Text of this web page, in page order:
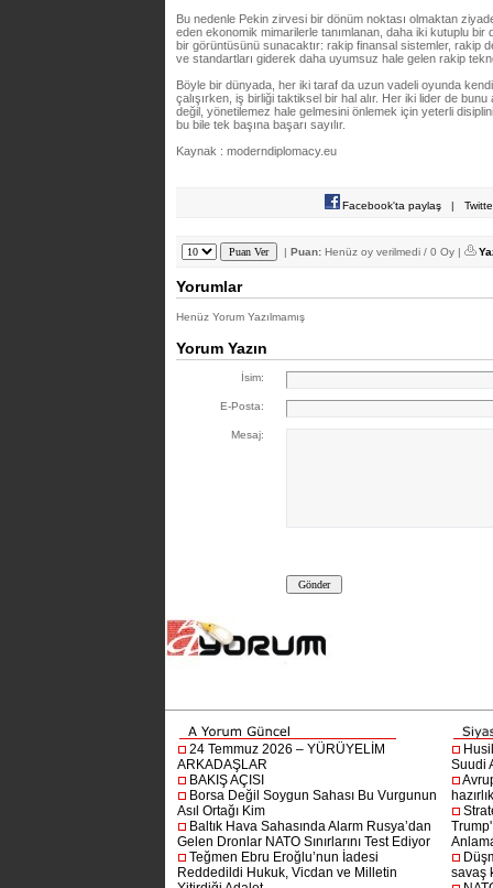
Bu nedenle Pekin zirvesi bir dönüm noktası olmaktan
eden ekonomik mimarilerle tanımlanan, daha iki kutuplu bir
bir görüntüsünü sunacaktır: rakip finansal sistemler, rakip
ve standartları giderek daha uyumsuz hale gelen rakip
Böyle bir dünyada, her iki taraf da uzun vadeli oyunda
çalışırken, iş birliği taktiksel bir hal alır. Her iki lider de
değil, yönetilemez hale gelmesini önlemek için yeterli
bu bile tek başına başarı sayılır.
Kaynak : moderndiplomacy.eu
Facebook'ta paylaş |
| Puan: Henüz oy verilmedi / 0 Oy |
Yorumlar
Henüz Yorum Yazılmamış
Yorum Yazın
İsim:
E-Posta:
Mesaj:
24 Temmuz 2026 – YÜRÜYELİM
ARKADAŞLAR
BAKIŞ AÇISI
Borsa Değil Soygun Sahası Bu Vurgunun
Asıl Ortağı Kim
Baltık Hava Sahasında Alarm Rusya’dan
Gelen Dronlar NATO Sınırlarını Test Ediyor
Teğmen Ebru Eroğlu’nun İadesi
Reddedildi Hukuk, Vicdan ve Milletin
Suudi
savaş